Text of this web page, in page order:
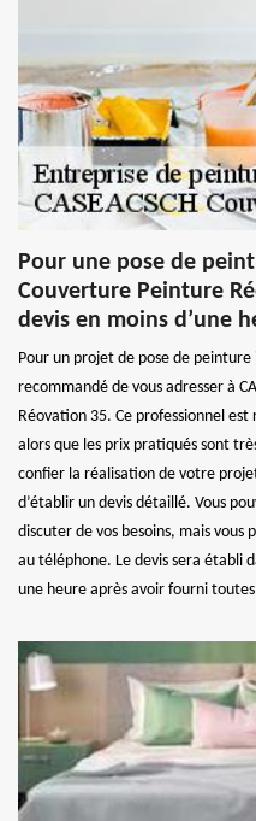
Pour une pose de
Couverture Peinture
devis en moins d’une
Pour un projet de pose de
recommandé de vous adresser à
Réovation 35. Ce professionnel
alors que les prix pratiqués sont
confier la réalisation de votre
d’établir un devis détaillé. Vous
discuter de vos besoins, mais
au téléphone. Le devis sera établi
une heure après avoir fourni